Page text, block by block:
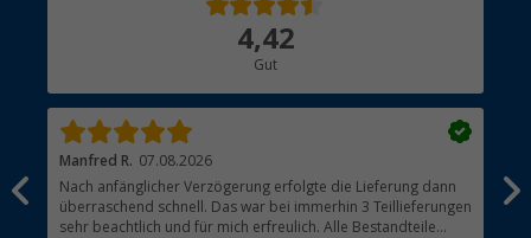
4,42
Gut
Manfred R. 07.08.2026
Nach anfänglicher Verzögerung erfolgte die Lieferung dann
überraschend schnell. Das war bei immerhin 3 Teillieferungen
sehr beachtlich und für mich erfreulich. Alle Bestandteile